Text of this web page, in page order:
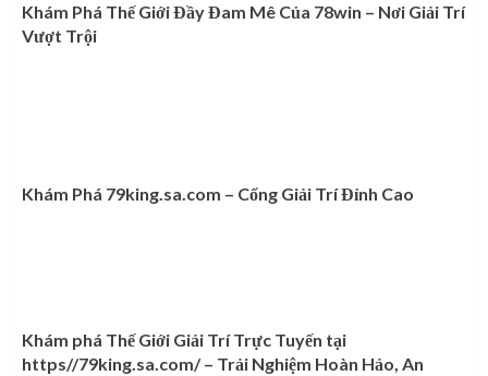
Khám Phá Thế Giới Đầy Đam Mê Của 78win – Nơi Giải Trí
Vượt Trội
Khám Phá 79king.sa.com – Cổng Giải Trí Đỉnh Cao
Khám phá Thế Giới Giải Trí Trực Tuyến tại
https//79king.sa.com/ – Trải Nghiệm Hoàn Hảo, An